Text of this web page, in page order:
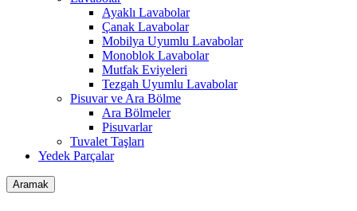
Ayaklı Lavabolar
Çanak Lavabolar
Mobilya Uyumlu Lavabolar
Monoblok Lavabolar
Mutfak Eviyeleri
Tezgah Uyumlu Lavabolar
Pisuvar ve Ara Bölme
Ara Bölmeler
Pisuvarlar
Tuvalet Taşları
Yedek Parçalar
Aramak